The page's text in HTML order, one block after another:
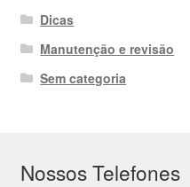
Dicas
Manutenção e revisão
Sem categoria
Nossos Telefones